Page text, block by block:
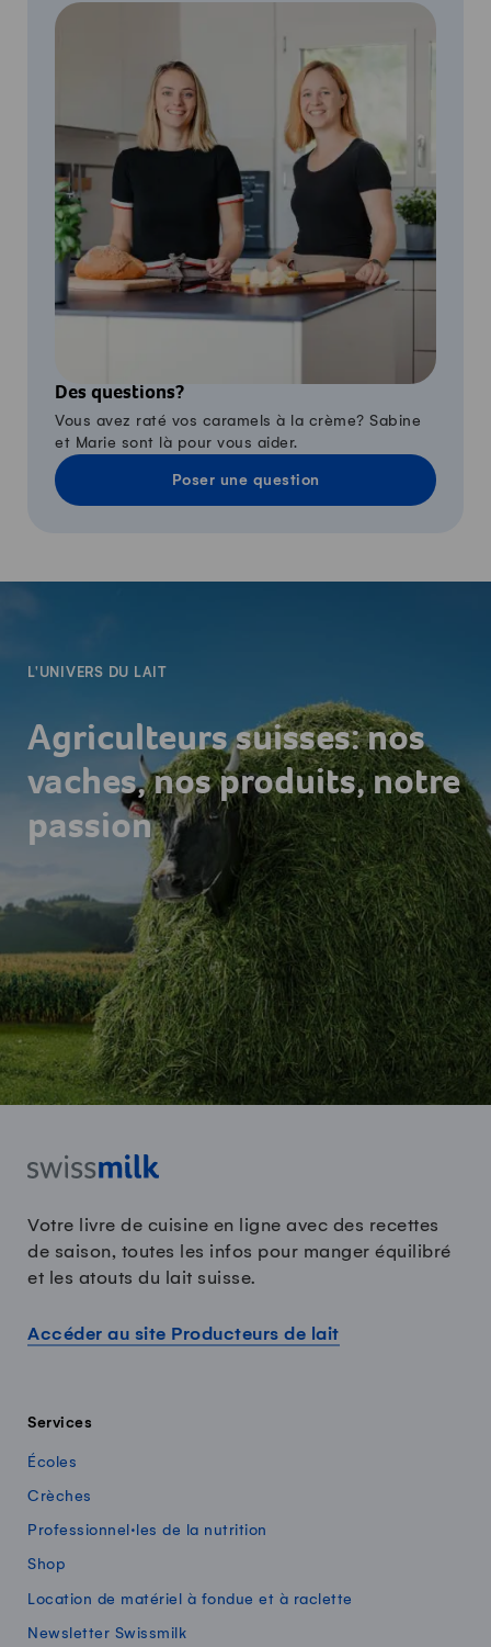
Des questions?
Vous avez raté vos caramels à la crème? Sabine
et Marie sont là pour vous aider.
Poser une question
L'UNIVERS DU LAIT
Agriculteurs suisses: nos
vaches, nos produits, notre
passion
Votre livre de cuisine en ligne avec des recettes
de saison, toutes les infos pour manger équilibré
et les atouts du lait suisse.
Accéder au site Producteurs de lait
Services
Écoles
Crèches
Professionnel·les de la nutrition
Shop
Location de matériel à fondue et à raclette
Newsletter Swissmilk